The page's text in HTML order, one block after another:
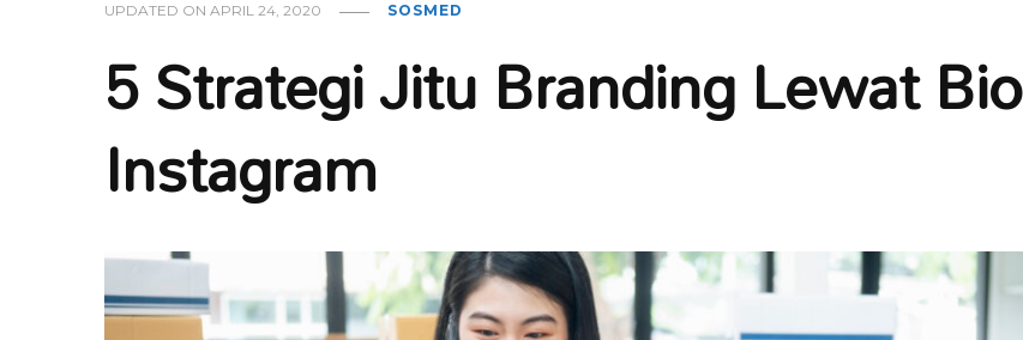
UPDATED ON APRIL 24, 2020 SOSMED
5 Strategi Jitu Branding Lewat Bio
Instagram